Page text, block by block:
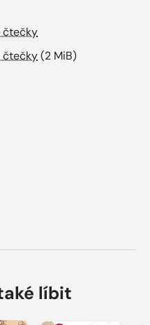
čtečky
čtečky(2 MiB)
líbit